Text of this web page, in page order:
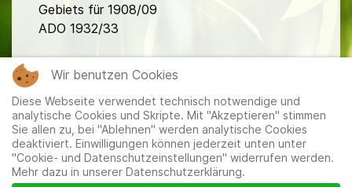
Gebiets für 1908/09
ADO 1932/33
Mitglieder |Impressum |Datenschutzerklärung
Wir benutzen Cookies
Diese Webseite verwendet technisch notwendige und
analytische Cookies und Skripte. Mit "Akzeptieren" stimmen
Sie allen zu, bei "Ablehnen" werden analytische Cookies
deaktiviert. Einwilligungen können jederzeit unten unter
"Cookie- und Datenschutzeinstellungen" widerrufen werden.
Mehr dazu in unserer Datenschutzerklärung.